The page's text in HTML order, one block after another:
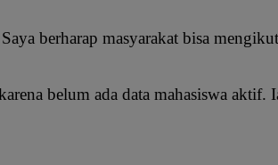
berharap masyarakat bisa
belum ada data mahasiswa aktif.